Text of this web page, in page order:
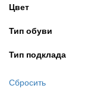
Цвет
Тип обуви
Тип подклада
Сбросить